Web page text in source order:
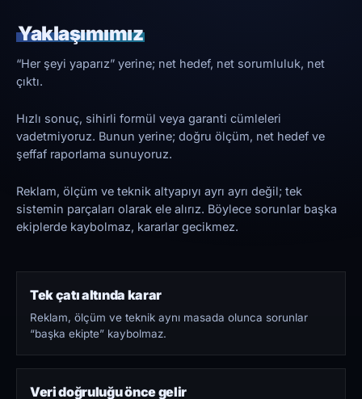
Yaklaşımımız
“Her şeyi yaparız” yerine; net hedef, net sorumluluk, net
çıktı.
Hızlı sonuç, sihirli formül veya garanti cümleleri
vadetmiyoruz. Bunun yerine; doğru ölçüm, net hedef ve
şeffaf raporlama sunuyoruz.
Reklam, ölçüm ve teknik altyapıyı ayrı ayrı değil; tek
sistemin parçaları olarak ele alırız. Böylece sorunlar başka
ekiplerde kaybolmaz, kararlar gecikmez.
Tek çatı altında karar
Reklam, ölçüm ve teknik aynı masada olunca sorunlar
“başka ekipte” kaybolmaz.
Veri doğruluğu önce gelir